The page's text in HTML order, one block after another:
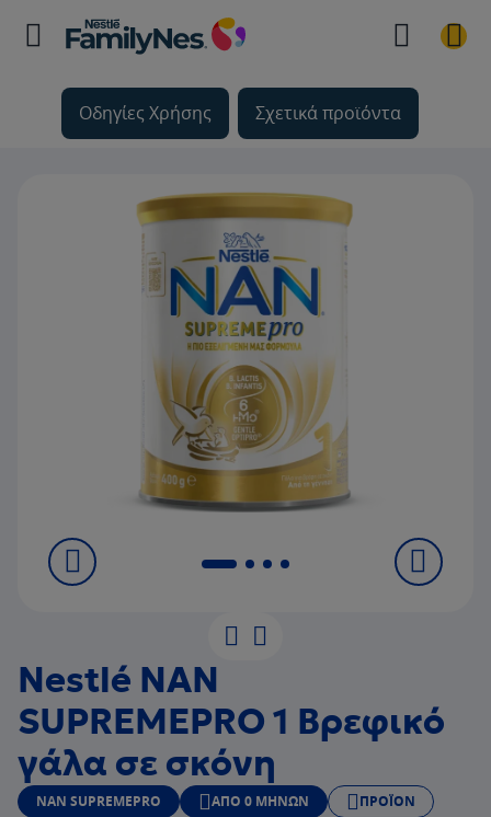
Οδηγίες Χρήσης Σχετικά προϊόντα
Nestlé NAN
SUPREMEPRO 1 Βρεφικό
γάλα σε σκόνη
NAN SUPREMEPRO ΑΠΌ 0 ΜΗΝΏΝ
ΠΡΟΪΌΝ